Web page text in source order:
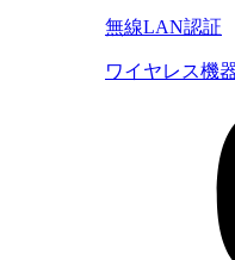
無線LAN認証
ワイヤレス機